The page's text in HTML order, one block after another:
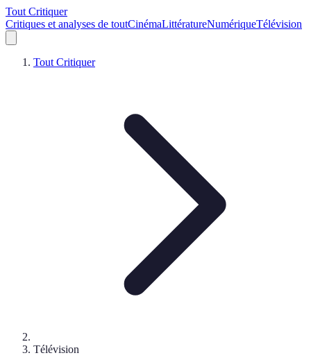
Tout Critiquer
Critiques et analyses de toutCinémaLittératureNumériqueTélévision
Tout Critiquer
Télévision